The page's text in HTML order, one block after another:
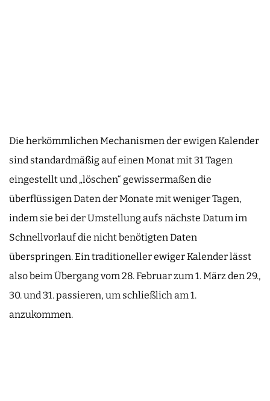
Die herkömmlichen Mechanismen der ewigen Kalender
sind standardmäßig auf einen Monat mit 31 Tagen
eingestellt und „löschen“ gewissermaßen die
überflüssigen Daten der Monate mit weniger Tagen,
indem sie bei der Umstellung aufs nächste Datum im
Schnellvorlauf die nicht benötigten Daten
überspringen. Ein traditioneller ewiger Kalender lässt
also beim Übergang vom 28. Februar zum 1. März den 29.,
30. und 31. passieren, um schließlich am 1.
anzukommen.